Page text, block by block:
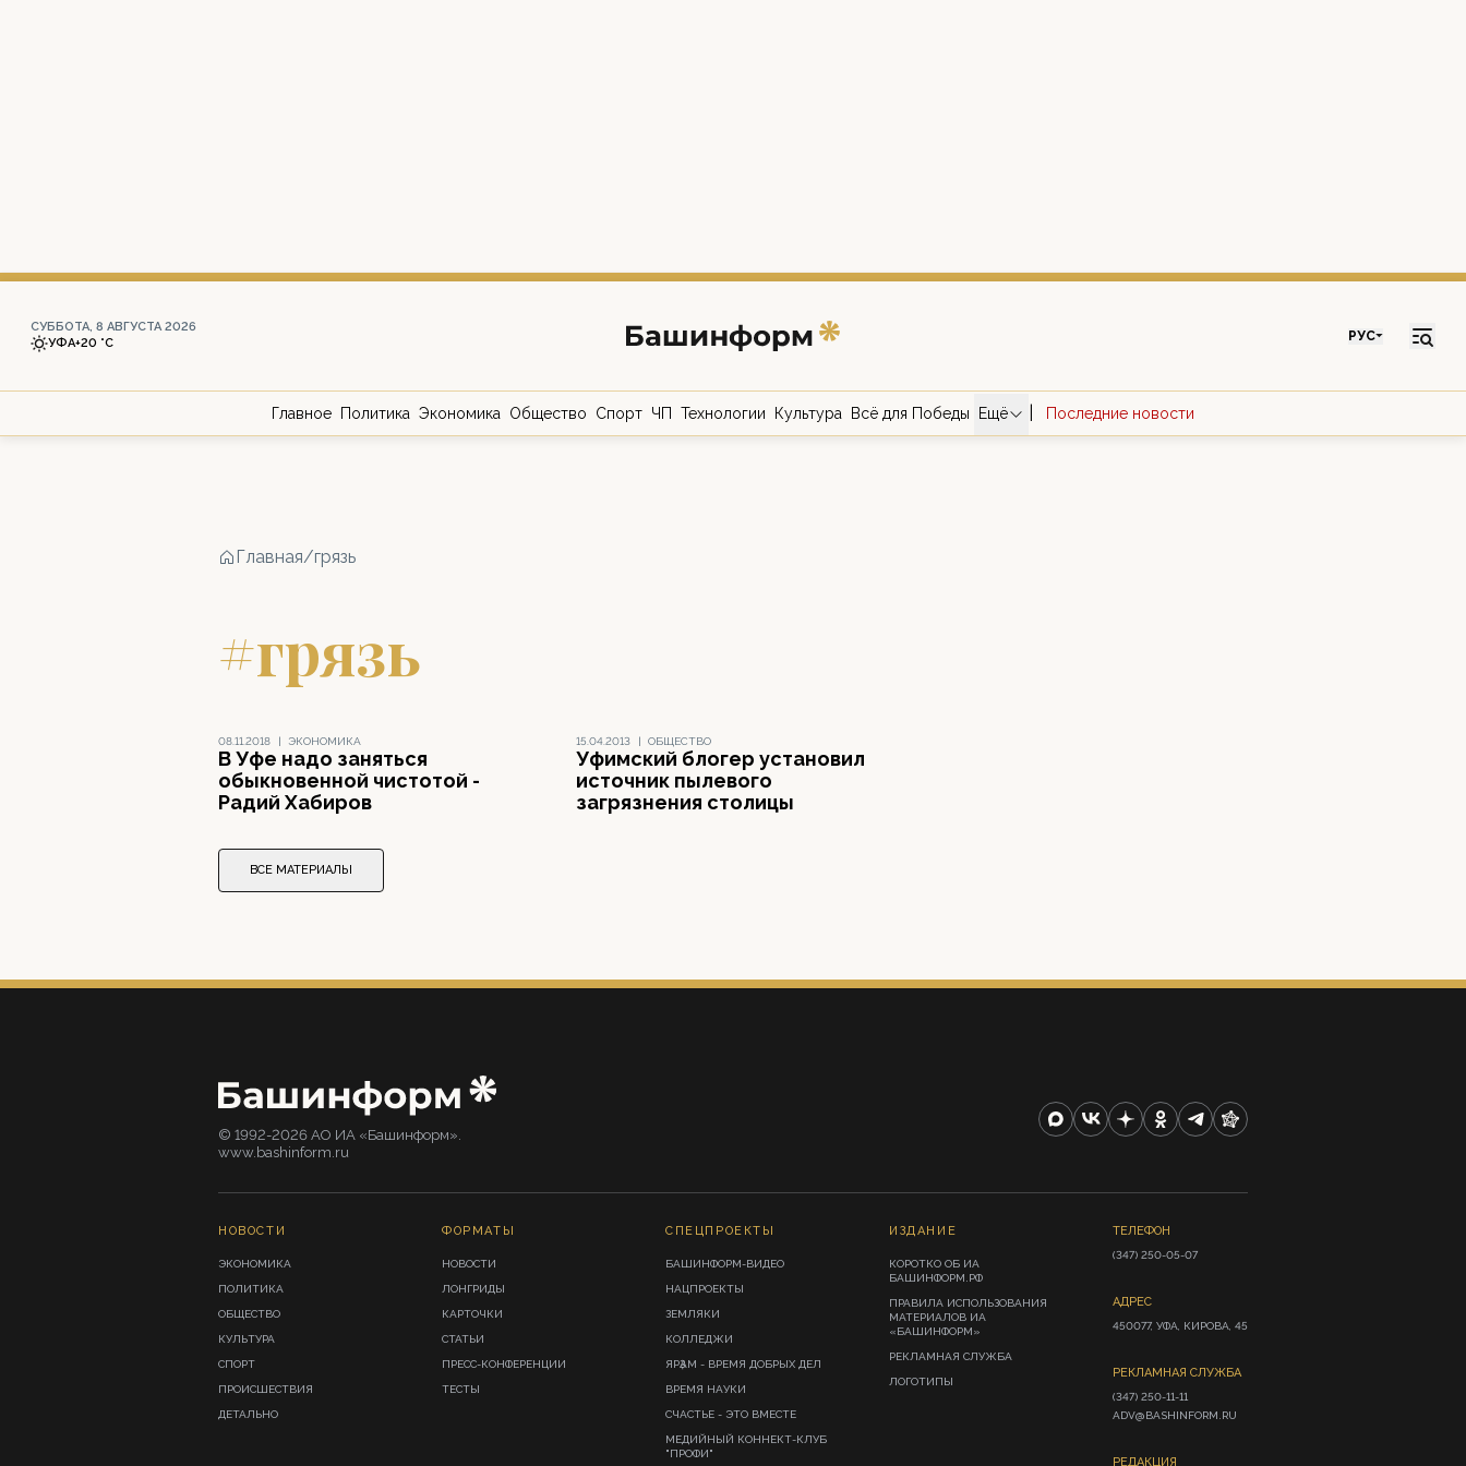
СУББОТА, 8 АВГУСТА 2026
УФА+20 °С РУС
Главное Политика Экономика Общество Спорт ЧП Технологии Культура Всё для Победы Ещё Последние новости
Главная/грязь
#грязь
08.11.2018 | ЭКОНОМИКА
В Уфе надо заняться
обыкновенной чистотой -
Радий Хабиров
15.04.2013 | ОБЩЕСТВО
Уфимский блогер установил
источник пылевого
загрязнения столицы
ВСЕ МАТЕРИАЛЫ
© 1992-2026 АО ИА «Башинформ».
www.bashinform.ru
НОВОСТИ
ЭКОНОМИКА
ПОЛИТИКА
ОБЩЕСТВО
КУЛЬТУРА
СПОРТ
ПРОИСШЕСТВИЯ
ДЕТАЛЬНО
ФОРМАТЫ
НОВОСТИ
ЛОНГРИДЫ
КАРТОЧКИ
СТАТЬИ
ПРЕСС-КОНФЕРЕНЦИИ
ТЕСТЫ
СПЕЦПРОЕКТЫ
БАШИНФОРМ-ВИДЕО
НАЦПРОЕКТЫ
ЗЕМЛЯКИ
КОЛЛЕДЖИ
ЯРҘАМ - ВРЕМЯ ДОБРЫХ ДЕЛ
ВРЕМЯ НАУКИ
СЧАСТЬЕ - ЭТО ВМЕСТЕ
МЕДИЙНЫЙ КОННЕКТ-КЛУБ
"ПРОФИ"
ИЗДАНИЕ
КОРОТКО ОБ ИА
БАШИНФОРМ.РФ
ПРАВИЛА ИСПОЛЬЗОВАНИЯ
МАТЕРИАЛОВ ИА
«БАШИНФОРМ»
РЕКЛАМНАЯ СЛУЖБА
ЛОГОТИПЫ
ТЕЛЕФОН
(347) 250-05-07
АДРЕС
450077, УФА, КИРОВА, 45
РЕКЛАМНАЯ СЛУЖБА
(347) 250-11-11
ADV@BASHINFORM.RU
РЕДАКЦИЯ